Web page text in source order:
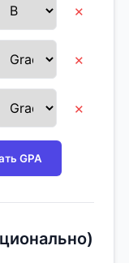
×
×
×
GPA